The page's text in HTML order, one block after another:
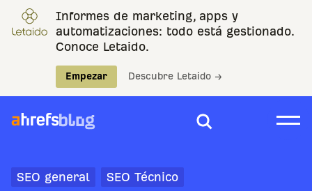
Informes de marketing, apps y
automatizaciones: todo está gestionado.
Conoce Letaido.
Empezar Descubre Letaido →
SEO general SEO Técnico